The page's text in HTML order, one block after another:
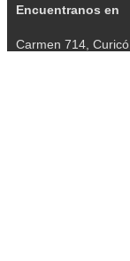
Encuentranos en
Carmen 714, Curicó